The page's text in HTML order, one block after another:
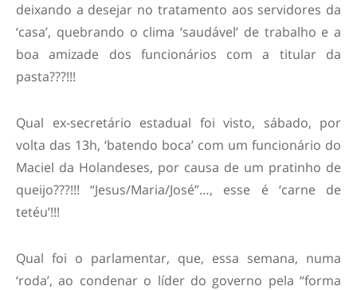
deixando a desejar no tratamento aos servidores da
‘casa’, quebrando o clima ‘saudável’ de trabalho e a
boa amizade dos funcionários com a titular da
pasta???!!!
Qual ex-secretário estadual foi visto, sábado, por
volta das 13h, ‘batendo boca’ com um funcionário do
Maciel da Holandeses, por causa de um pratinho de
queijo???!!! “Jesus/Maria/José”…, esse é ‘carne de
tetéu’!!!
Qual foi o parlamentar, que, essa semana, numa
‘roda’, ao condenar o líder do governo pela “forma